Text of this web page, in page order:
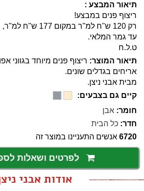
תיאור המבצע :
ריצוף פנים במבצע!
רק 120 ש"ח למ"ר במקום 177 ש"ח למ"ר,
עד גמר המלאי.
ט.ל.ח
תיאור המוצר: ריצוף פנים מיוחד בגווני
אריחים בגדלים שונים.
מבית אבני ניצן.
קיים גם בצבעים:
חומר: אבן
חדר: כל הבית
6720 אנשים התעניינו במוצר זה
לפרטים ושאלות
אודות אבני